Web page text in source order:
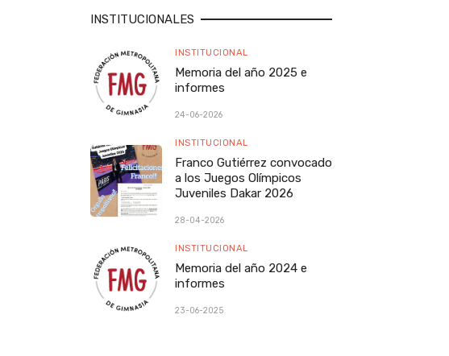
INSTITUCIONALES
INSTITUCIONAL
Memoria del año 2025 e
informes
24-06-2026
INSTITUCIONAL
Franco Gutiérrez convocado
a los Juegos Olímpicos
Juveniles Dakar 2026
28-04-2026
INSTITUCIONAL
Memoria del año 2024 e
informes
23-06-2025